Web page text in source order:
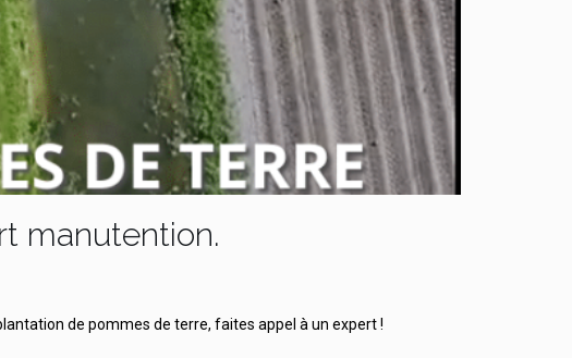
manutention.
de pommes de terre, faites appel à un expert !